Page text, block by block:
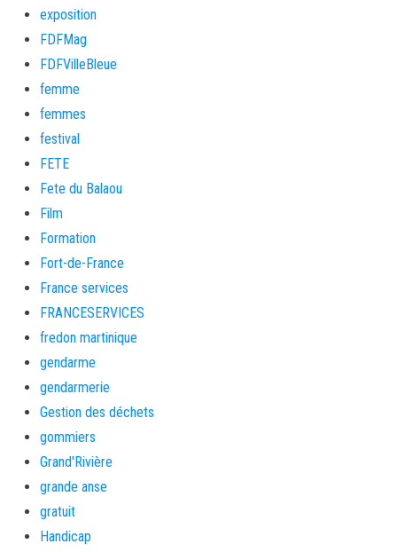
exposition
FDFMag
FDFVilleBleue
femme
femmes
festival
FETE
Fete du Balaou
Film
Formation
Fort-de-France
France services
FRANCESERVICES
fredon martinique
gendarme
gendarmerie
Gestion des déchets
gommiers
Grand'Rivière
grande anse
gratuit
Handicap